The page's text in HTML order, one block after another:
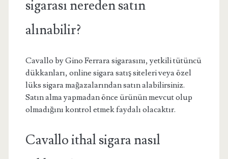
sigarası nereden satın
alınabilir?
Cavallo by Gino Ferrara sigarasını, yetkili tütüncü
dükkanları, online sigara satış siteleri veya özel
lüks sigara mağazalarından satın alabilirsiniz.
Satın alma yapmadan önce ürünün mevcut olup
olmadığını kontrol etmek faydalı olacaktır.
Cavallo ithal sigara nasıl